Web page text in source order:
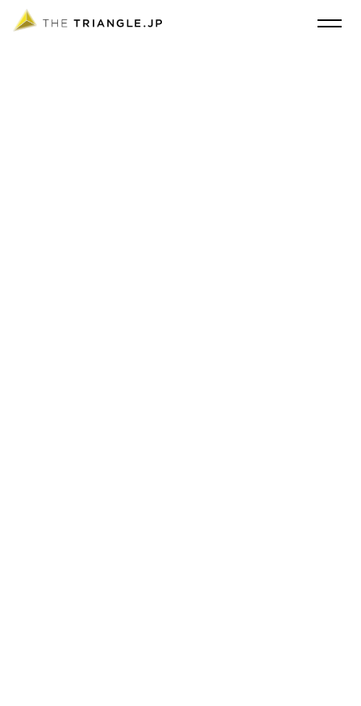
東京・上海の空間デザインスタジオ THE TRIANGLE.JP